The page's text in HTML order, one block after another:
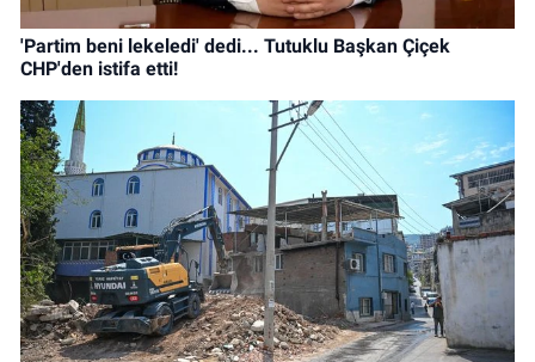
'Partim beni lekeledi' dedi... Tutuklu Başkan Çiçek
CHP'den istifa etti!